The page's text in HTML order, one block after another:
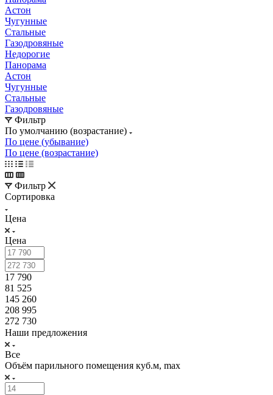
Астон
Чугунные
Стальные
Газодровяные
Недорогие
Панорама
Астон
Чугунные
Стальные
Газодровяные
Фильтр
По умолчанию (возрастание)
По цене (убывание)
По цене (возрастание)
Фильтр
Сортировка
Цена
Цена
17 790
81 525
145 260
208 995
272 730
Наши предложения
Все
Объём парильного помещения куб.м, max